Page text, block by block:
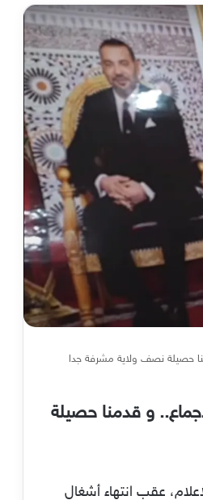
اتفاقية بالإجماع.. و قدمنا حصيلة نصف ولاية مشرفة جدا
… صادقنا على 45 اتفاقية بالإجماع.. و قدمنا حصيلة
عقب انتهاء أشغال